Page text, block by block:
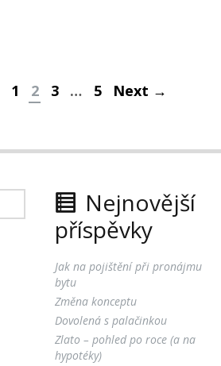
1 2 3 … 5 Next →
Nejnovější
příspěvky
Jak na pojištění při pronájmu
bytu
Změna konceptu
Dovolená s palačinkou
Zlato – pohled po roce (a na
hypotéky)